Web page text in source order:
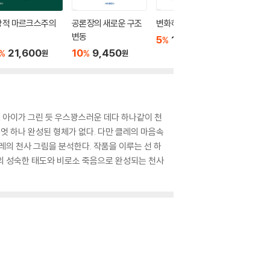
마르크스주의
21,600원
공론장의 새로운 구조
변동
10% 9,450원
변화하는 천사
5% 17,100
이가 그린 듯 우스꽝스러운 데다 하나같이 천
하나 완성된 형체가 없다. 다만 클레의 마음속
의 천사 그림을 분석한다. 작품을 이루는 선 하
성숙한 태도와 비로소 죽음으로 완성되는 천사